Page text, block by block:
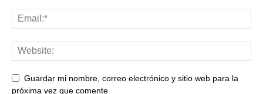
Guardar mi nombre, correo electrónico y sitio web para la
próxima vez que comente